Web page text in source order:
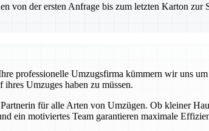
von der ersten Anfrage bis zum letzten Karton zur
professionelle Umzugsfirma kümmern wir uns
Umzuges haben zu müssen.
für alle Arten von Umzügen. Ob kleiner
ein motiviertes Team garantieren maximale